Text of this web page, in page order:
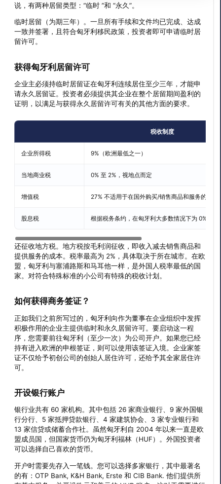
说，有两种居留类型：“临时 ”和 “永久”。
临时居留（为期三年）。一旦所有手续和文件均已完成、达成
一致并签署，且符合匈牙利移民政策，投资者即可申请临时居
留许可。
获得匈牙利居留许可
企业主必须持临时居留证在匈牙利连续居住至少三年，才能申
请永久居留证。投资者必须提供其企业在整个居留期间盈利的
证明，以满足与获得永久居留许可有关的其他方面的要求。
税收制度
企业所得税 9%（欧洲最低之一）
当地商业税 0% 至 2%，视地点而定
增值税 27% 不适用于在国外购买/销售商品和服务的企业
股息税 根据税务条约，在匈牙利大多数情况下为 0%
还征收地方税。地方税按毛利润征收，即收入减去销售商品和
提供服务的成本。税率最高为 2%，具体取决于所在城市。在欧
盟，匈牙利与塞浦路斯和马耳他一样，是外国人税率最低的国
家。对符合特殊标准的小公司有特殊的税收计划。
如何获得商务签证？
正如我们之前所写过的，匈牙利向作为董事在企业组织中发挥
积极作用的企业主提供临时和永久居留许可。要启动这一程
序，您需要前往匈牙利（至少一次）为公司开户。如果您已经
持有进入欧洲的申根签证，则可以使用该签证入境。企业家签
证不仅给予初创公司的创始人居住许可，还给予其全家居住许
可。
开设银行账户
银行业共有 60 家机构。其中包括 26 家商业银行、9 家外国银
行分行、5 家抵押贷款银行、4 家建筑协会、3 家专业银行和
13 家信贷或储蓄合作社。虽然匈牙利自 2004 年以来一直是欧
盟成员国，但国家货币仍为匈牙利福林（HUF）。外国投资者
可以选择自己喜欢的货币。
开户时需要先存入一笔钱。您可以选择多家银行，其中最著名
的有：OTP Bank, K&H Bank, Erste 和 CIB Bank. 他们提供所